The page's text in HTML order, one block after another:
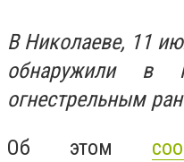
В Николаеве, 11
обнаружили в
огнестрельным
Об этом